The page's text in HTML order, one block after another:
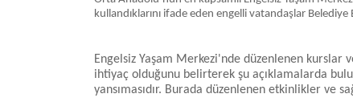
kullandıklarını ifade eden engelli vatandaşlar
Engelsiz Yaşam Merkezi'nde düzenlenen kurslar
ihtiyaç olduğunu belirterek şu açıklamalarda
yansımasıdır. Burada düzenlenen etkinlikler ve